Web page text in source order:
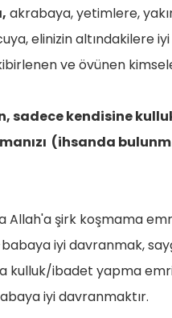
akrabaya, yetimlere,
elinizin altındakilere
ve övünen
sadece kendisine
(ihsanda
Allah'a şirk koşmama
iyi davranmak,
kulluk/ibadet yapma
iyi davranmaktır.